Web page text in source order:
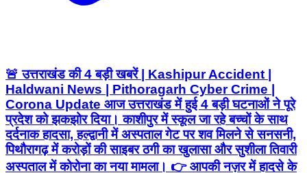
🚨 उत्तराखंड की 4 बड़ी खबरें | Kashipur Accident |
Haldwani News | Pithoragarh Cyber Crime |
Corona Update आज उत्तराखंड में हुई 4 बड़ी घटनाओं ने पूरे
प्रदेश को झकझोर दिया। काशीपुर में स्कूल जा रहे बच्चों के साथ
दर्दनाक हादसा, हल्द्वानी में अस्पताल गेट पर शव मिलने से सनसनी,
पिथौरागढ़ में करोड़ों की साइबर ठगी का खुलासा और सुशीला तिवारी
अस्पताल में कोरोना का नया मामला। 👉 आपकी नज़र में हादसे के